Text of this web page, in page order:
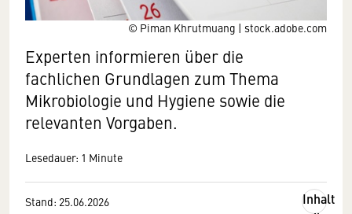
© Piman Khrutmuang | stock.adobe.com
Experten informieren über die
fachlichen Grundlagen zum Thema
Mikrobiologie und Hygiene sowie die
relevanten Vorgaben.
Lesedauer: 1 Minute
Stand: 25.06.2026
Inhalt